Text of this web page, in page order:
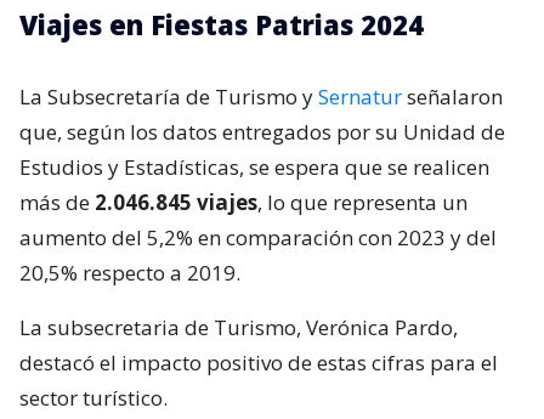
Viajes en Fiestas Patrias 2024
La Subsecretaría de Turismo ySernaturseñalaron
que, según los datos entregados por su Unidad de
Estudios y Estadísticas, se espera que se realicen
más de 2.046.845 viajes, lo que representa un
aumento del 5,2% en comparación con 2023 y del
20,5% respecto a 2019.
La subsecretaria de Turismo, Verónica Pardo,
destacó el impacto positivo de estas cifras para el
sector turístico.